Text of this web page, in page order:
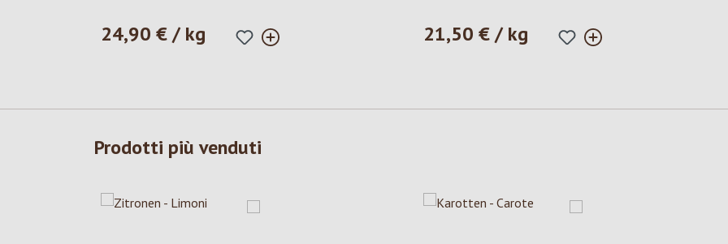
Prezzo normale:
24,90 € / kg Prezzo normale:
21,50 € / kg
Prodotti più venduti